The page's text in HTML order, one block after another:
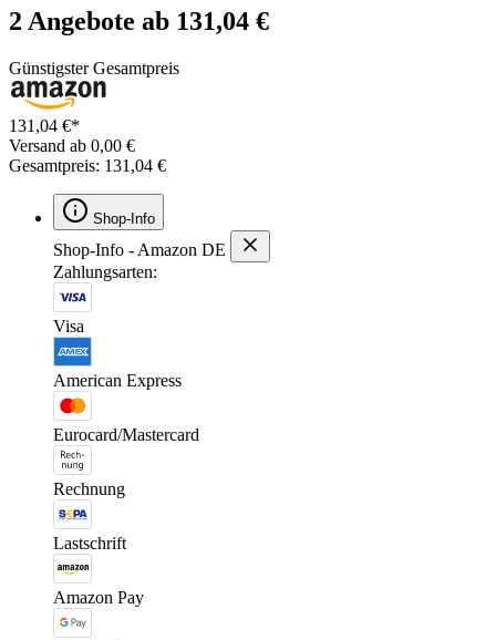
2 Angebote ab 131,04 €
Günstigster Gesamtpreis
131,04 €*
Versand ab 0,00 €
Gesamtpreis: 131,04 €
Shop-Info
Shop-Info - Amazon DE
Zahlungsarten:
Visa
American Express
Eurocard/Mastercard
Rechnung
Lastschrift
Amazon Pay